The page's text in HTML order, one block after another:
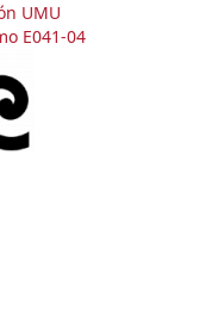
UMU
E041-04